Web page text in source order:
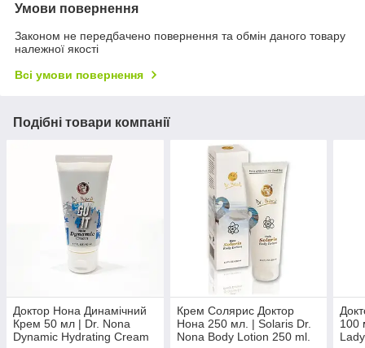
Умови повернення
Законом не передбачено повернення та обмін даного товару
належної якості
Всі умови повернення
Подібні товари компанії
Доктор Нона Динамічний
Крем 50 мл | Dr. Nona
Dynamic Hydrating Cream
Крем Солярис Доктор
Нона 250 мл. | Solaris Dr.
Nona Body Lotion 250 ml.
100